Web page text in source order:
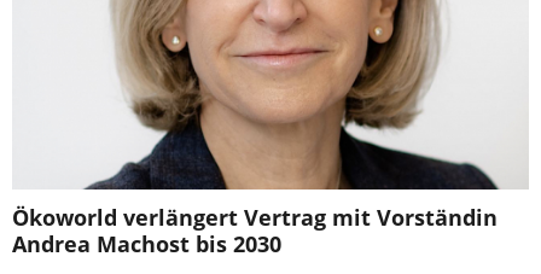
Ökoworld verlängert Vertrag mit Vorständin
Andrea Machost bis 2030